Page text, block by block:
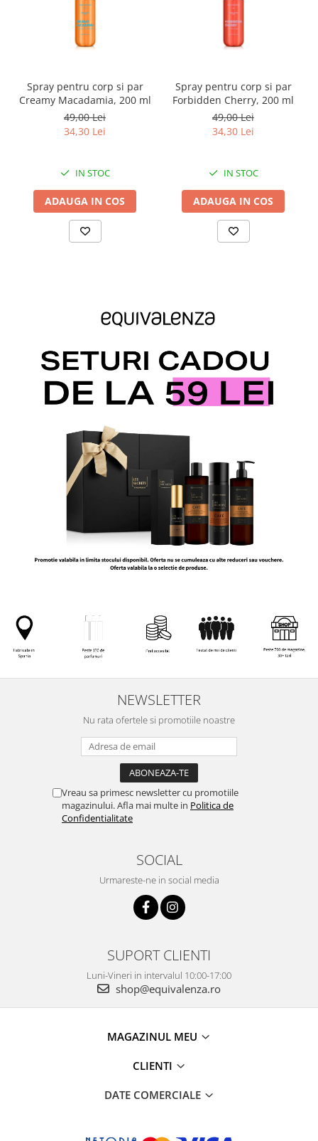
Spray pentru corp si par
Creamy Macadamia, 200 ml
49,00 Lei
34,30 Lei
IN STOC
ADAUGA IN COS
Spray pentru corp si par
Forbidden Cherry, 200 ml
49,00 Lei
34,30 Lei
IN STOC
ADAUGA IN COS
NEWSLETTER
Nu rata ofertele si promotiile noastre
Vreau sa primesc newsletter cu promotiile
magazinului. Afla mai multe in Politica de
Confidentialitate
SOCIAL
Urmareste-ne in social media
SUPORT CLIENTI
Luni-Vineri in intervalul 10:00-17:00
shop@equivalenza.ro
MAGAZINUL MEU
CLIENTI
DATE COMERCIALE